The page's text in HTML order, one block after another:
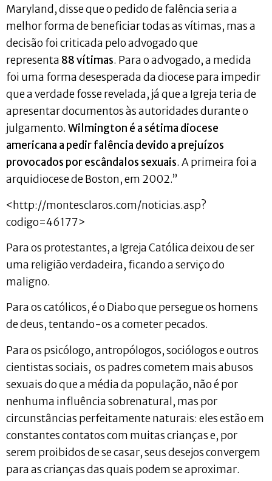
Maryland, disse que o pedido de falência seria a
melhor forma de beneficiar todas as vítimas, mas a
decisão foi criticada pelo advogado que
representa 88 vítimas. Para o advogado, a medida
foi uma forma desesperada da diocese para impedir
que a verdade fosse revelada, já que a Igreja teria de
apresentar documentos às autoridades durante o
julgamento. Wilmington é a sétima diocese
americana a pedir falência devido a prejuízos
provocados por escândalos sexuais. A primeira foi a
arquidiocese de Boston, em 2002.”
<http://montesclaros.com/noticias.asp?
codigo=46177>
Para os protestantes, a Igreja Católica deixou de ser
uma religião verdadeira, ficando a serviço do
maligno.
Para os católicos, é o Diabo que persegue os homens
de deus, tentando-os a cometer pecados.
Para os psicólogo, antropólogos, sociólogos e outros
cientistas sociais, os padres cometem mais abusos
sexuais do que a média da população, não é por
nenhuma influência sobrenatural, mas por
circunstâncias perfeitamente naturais: eles estão em
constantes contatos com muitas crianças e, por
serem proibidos de se casar, seus desejos convergem
para as crianças das quais podem se aproximar.